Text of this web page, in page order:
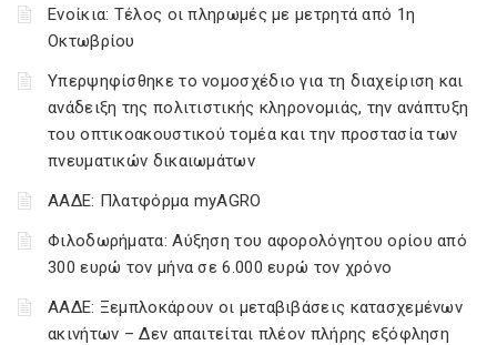
Ενοίκια: Τέλος οι πληρωμές με μετρητά από 1η
Οκτωβρίου
Υπερψηφίσθηκε το νομοσχέδιο για τη διαχείριση και
ανάδειξη της πολιτιστικής κληρονομιάς, την ανάπτυξη
του οπτικοακουστικού τομέα και την προστασία των
πνευματικών δικαιωμάτων
ΑΑΔΕ: Πλατφόρμα myAGRO
Φιλοδωρήματα: Αύξηση του αφορολόγητου ορίου από
300 ευρώ τον μήνα σε 6.000 ευρώ τον χρόνο
ΑΑΔΕ: Ξεμπλοκάρουν οι μεταβιβάσεις κατασχεμένων
ακινήτων – Δεν απαιτείται πλέον πλήρης εξόφληση